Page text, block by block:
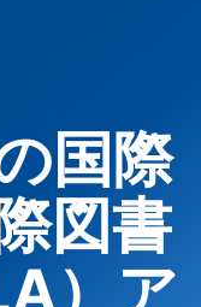
国際
図書
）ア